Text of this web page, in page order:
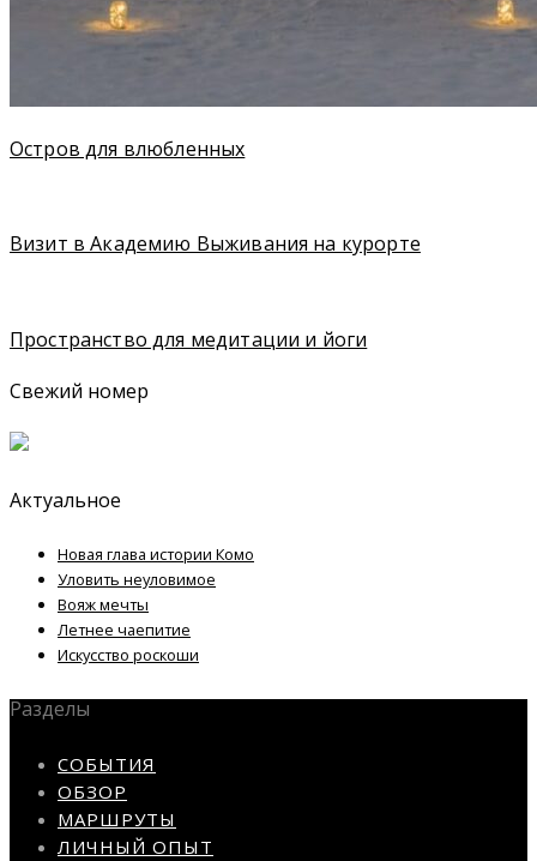
Остров для влюбленных
Визит в Академию Выживания на курорте
Пространство для медитации и йоги
Свежий номер
Актуальное
Новая глава истории Комо
Уловить неуловимое
Вояж мечты
Летнее чаепитие
Искусство роскоши
Разделы
СОБЫТИЯ
ОБЗОР
МАРШРУТЫ
ЛИЧНЫЙ ОПЫТ